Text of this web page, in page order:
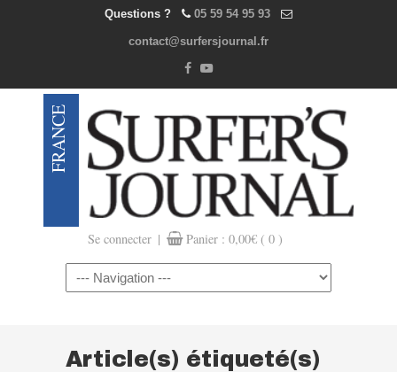
Questions ? 05 59 54 95 93
contact@surfersjournal.fr
Se connecter | Panier : 0,00€ ( 0 )
Navigation
Article(s) étiqueté(s)